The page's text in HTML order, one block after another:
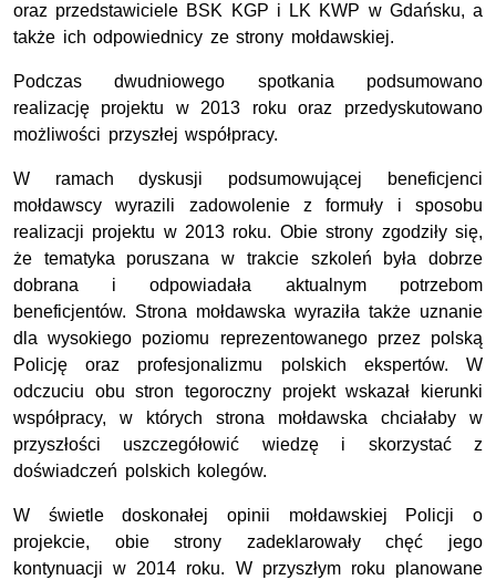
oraz przedstawiciele BSK KGP i LK KWP w Gdańsku, a
także ich odpowiednicy ze strony mołdawskiej.
Podczas dwudniowego spotkania podsumowano
realizację projektu w 2013 roku oraz przedyskutowano
możliwości przyszłej współpracy.
W ramach dyskusji podsumowującej beneficjenci
mołdawscy wyrazili zadowolenie z formuły i sposobu
realizacji projektu w 2013 roku. Obie strony zgodziły się,
że tematyka poruszana w trakcie szkoleń była dobrze
dobrana i odpowiadała aktualnym potrzebom
beneficjentów. Strona mołdawska wyraziła także uznanie
dla wysokiego poziomu reprezentowanego przez polską
Policję oraz profesjonalizmu polskich ekspertów. W
odczuciu obu stron tegoroczny projekt wskazał kierunki
współpracy, w których strona mołdawska chciałaby w
przyszłości uszczegółowić wiedzę i skorzystać z
doświadczeń polskich kolegów.
W świetle doskonałej opinii mołdawskiej Policji o
projekcie, obie strony zadeklarowały chęć jego
kontynuacji w 2014 roku. W przyszłym roku planowane